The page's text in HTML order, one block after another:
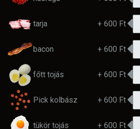
tarja + 600 Ft
bacon + 600 Ft
főtt tojás + 600 Ft
Pick kolbász + 600 Ft
tükör tojás + 600 Ft